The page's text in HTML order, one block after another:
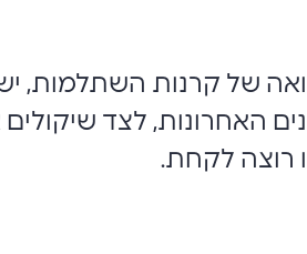
של קרנות השתלמות,
האחרונות, לצד
רוצה לקחת.